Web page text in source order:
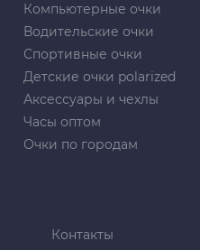
Компьютерные очки
Водительские очки
Спортивные очки
Детские очки polarized
Аксессуары и чехлы
Часы оптом
Очки по городам
Контакты